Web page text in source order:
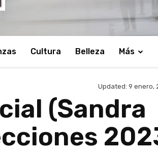
Cultura Belleza Más
Updated: 9 enero,
(Sandra